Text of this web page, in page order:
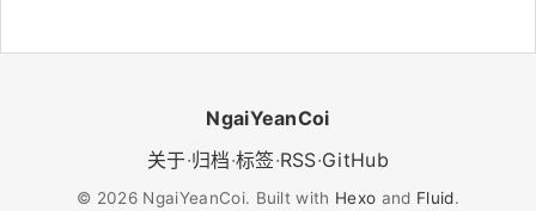
NgaiYeanCoi
关于·归档·标签·RSS·GitHub
© 2026 NgaiYeanCoi. Built with Hexo and Fluid.